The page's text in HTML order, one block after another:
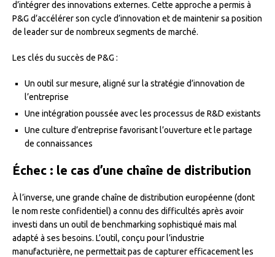
d’intégrer des innovations externes. Cette approche a permis à
P&G d’accélérer son cycle d’innovation et de maintenir sa position
de leader sur de nombreux segments de marché.
Les clés du succès de P&G :
Un outil sur mesure, aligné sur la stratégie d’innovation de
l’entreprise
Une intégration poussée avec les processus de R&D existants
Une culture d’entreprise favorisant l’ouverture et le partage
de connaissances
Échec : le cas d’une chaîne de distribution
À l’inverse, une grande chaîne de distribution européenne (dont
le nom reste confidentiel) a connu des difficultés après avoir
investi dans un outil de benchmarking sophistiqué mais mal
adapté à ses besoins. L’outil, conçu pour l’industrie
manufacturière, ne permettait pas de capturer efficacement les